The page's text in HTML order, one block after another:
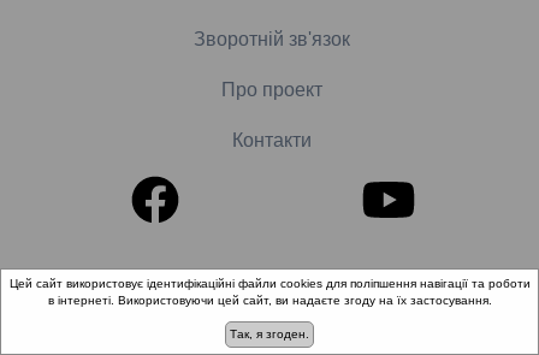
Зворотній зв'язок
Про проект
Контакти
© 2018-2026 «Школа доказової медицини». Всі права
захищені.
Цей сайт використовує ідентифікаційні файли cookies для поліпшення навігації та роботи
в інтернеті. Використовуючи цей сайт, ви надаєте згоду на їх застосування.
Так, я згоден.